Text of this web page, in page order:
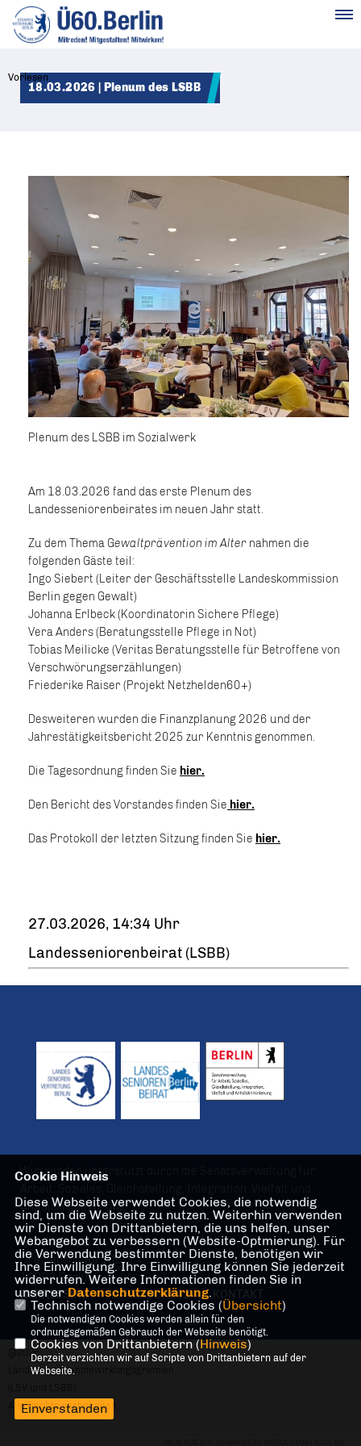
Vorlesen
18.03.2026 | Plenum des LSBB
Plenum des LSBB im Sozialwerk
Am 18.03.2026 fand das erste Plenum des
Landesseniorenbeirates im neuen Jahr statt.
Zu dem Thema Gewaltprävention im Alter nahmen die
folgenden Gäste teil:
Ingo Siebert (Leiter der Geschäftsstelle Landeskommission
Berlin gegen Gewalt)
Johanna Erlbeck (Koordinatorin Sichere Pflege)
Vera Anders (Beratungsstelle Pflege in Not)
Tobias Meilicke (Veritas Beratungsstelle für Betroffene von
Verschwörungserzählungen)
Friederike Raiser (Projekt Netzhelden60+)
Desweiteren wurden die Finanzplanung 2026 und der
Jahrestätigkeitsbericht 2025 zur Kenntnis genommen.
Die Tagesordnung finden Sie hier.
Den Bericht des Vorstandes finden Sie hier.
Das Protokoll der letzten Sitzung finden Sie hier.
27.03.2026, 14:34 Uhr
Landesseniorenbeirat (LSBB)
Wir werden unterstützt durch die Senatsverwaltung für
Antidiskriminierung
Geschäftsstelle
Oranienstraße 106
10969 Berlin
IMPRESSUM
DATENSCHUTZ
@2026
Landesseniorenmitwirkungsgremien
Alle Rechte vorbehalten.
Cookie Hinweis
Diese Webseite verwendet Cookies, die notwendig
sind, um die Webseite zu nutzen. Weiterhin verwenden
wir Dienste von Drittanbietern, die uns helfen, unser
Webangebot zu verbessern (Website-Optmierung). Für
die Verwendung bestimmter Dienste, benötigen wir
Ihre Einwilligung. Ihre Einwilligung können Sie jederzeit
widerrufen. Weitere Informationen finden Sie in
unserer Datenschutzerklärung.
Technisch notwendige Cookies (Übersicht)
Die notwendigen Cookies werden allein für den
ordnungsgemäßen Gebrauch der Webseite benötigt.
Cookies von Drittanbietern (Hinweis)
Derzeit verzichten wir auf Scripte von Drittanbietern auf der
Webseite.
Einverstanden